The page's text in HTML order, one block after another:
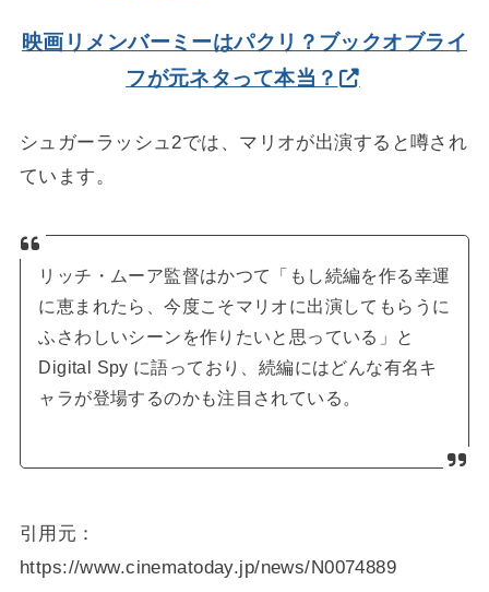
映画リメンバーミーはパクリ？ブックオブライ
フが元ネタって本当？
シュガーラッシュ2では、マリオが出演すると噂され
ています。
リッチ・ムーア監督はかつて「もし続編を作る幸運
に恵まれたら、今度こそマリオに出演してもらうに
ふさわしいシーンを作りたいと思っている」と
Digital Spy に語っており、続編にはどんな有名キ
ャラが登場するのかも注目されている。
引用元：
https://www.cinematoday.jp/news/N0074889